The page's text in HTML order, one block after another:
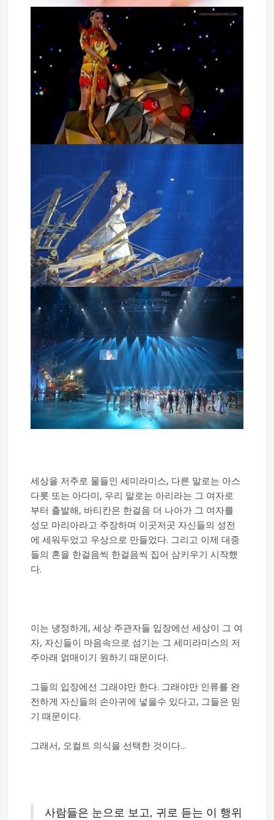
세상을 저주로 물들인 세미라미스, 다른 말로는 아스
다롯 또는 아다미, 우리 말로는 아리라는 그 여자로
부터 출발해, 바티칸은 한걸음 더 나아가 그 여자를
성모 마리아라고 주장하며 이곳저곳 자신들의 성전
에 세워두었고 우상으로 만들었다. 그리고 이제 대중
들의 혼을 한걸음씩 한걸음씩 집어 삼키우기 시작했
다.
이는 냉정하게, 세상 주관자들 입장에선 세상이 그 여
자, 자신들이 마음속으로 섬기는 그 세미라미스의 저
주아래 얽매이기 원하기 때문이다.
그들의 입장에선 그래야만 한다. 그래야만 인류를 완
전하게 자신들의 손아귀에 넣을수 있다고, 그들은 믿
기 때문이다.
그래서, 오컬트 의식을 선택한 것이다...
사람들은 눈으로 보고, 귀로 듣는 이 행위